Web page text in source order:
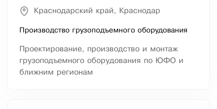
Краснодарский край, Краснодар
Производство грузоподъемного оборудования
Проектирование, производство и монтаж
грузоподъемного оборудования по ЮФО и
ближним регионам